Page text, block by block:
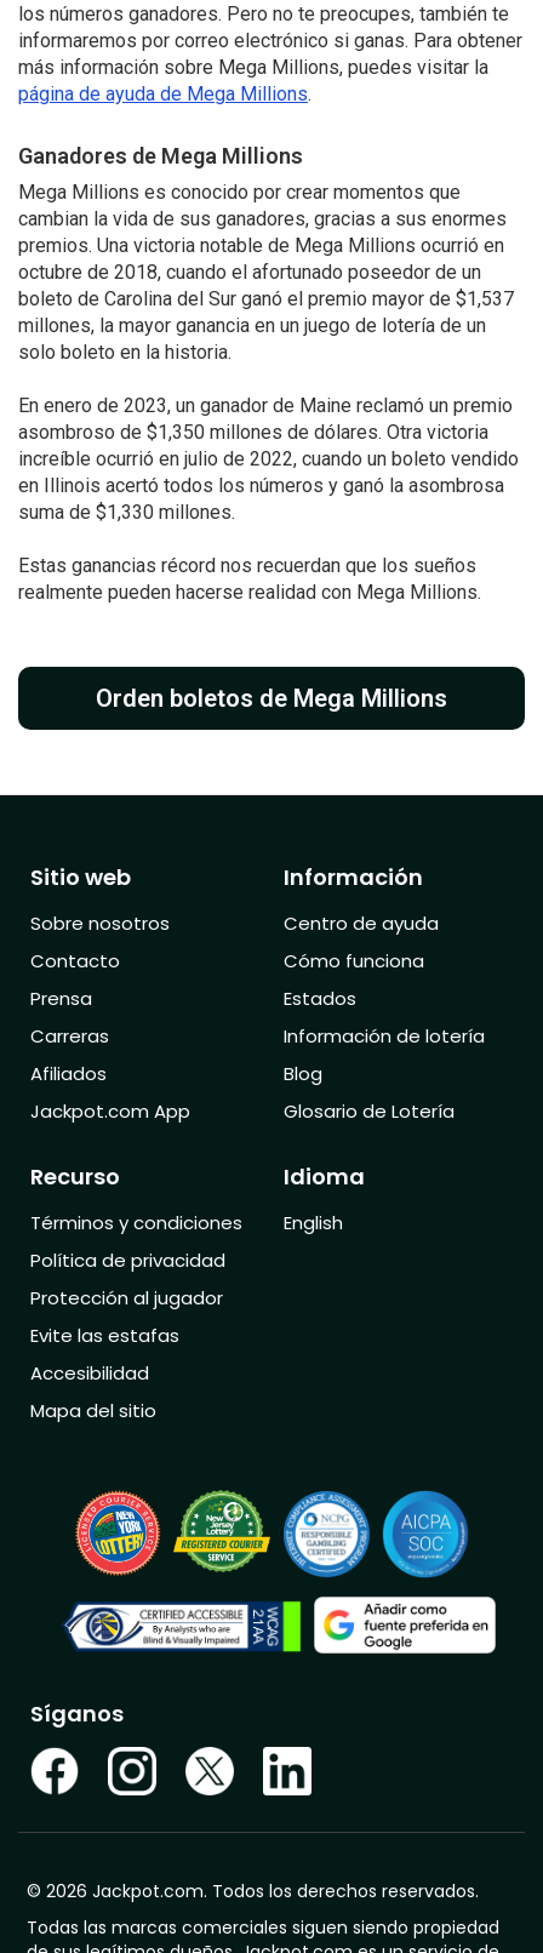
los números ganadores. Pero no te preocupes, también te
informaremos por correo electrónico si ganas. Para obtener
más información sobre Mega Millions, puedes visitar la
página de ayuda de Mega Millions.
Ganadores de Mega Millions
Mega Millions es conocido por crear momentos que
cambian la vida de sus ganadores, gracias a sus enormes
premios. Una victoria notable de Mega Millions ocurrió en
octubre de 2018, cuando el afortunado poseedor de un
boleto de Carolina del Sur ganó el premio mayor de $1,537
millones, la mayor ganancia en un juego de lotería de un
solo boleto en la historia.
En enero de 2023, un ganador de Maine reclamó un premio
asombroso de $1,350 millones de dólares. Otra victoria
increíble ocurrió en julio de 2022, cuando un boleto vendido
en Illinois acertó todos los números y ganó la asombrosa
suma de $1,330 millones.
Estas ganancias récord nos recuerdan que los sueños
realmente pueden hacerse realidad con Mega Millions.
Orden boletos de Mega Millions
Sitio web
Sobre nosotros
Contacto
Prensa
Carreras
Afiliados
Jackpot.com App
Información
Centro de ayuda
Cómo funciona
Estados
Información de lotería
Blog
Glosario de Lotería
Recurso
Términos y condiciones
Política de privacidad
Protección al jugador
Evite las estafas
Accesibilidad
Mapa del sitio
Idioma
English
Síganos
© 2026 Jackpot.com. Todos los derechos reservados.
Todas las marcas comerciales siguen siendo propiedad